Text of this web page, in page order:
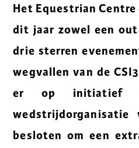
Het Equestrian
dit jaar zowel een
drie sterren
wegvallen van de
er op initiatief
wedstrijdorganisatie
besloten om een